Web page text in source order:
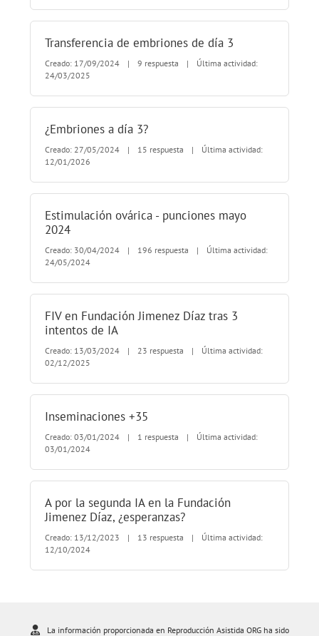
Transferencia de embriones de día 3
Creado: 17/09/2024 | 9 respuesta |
Última actividad:
24/03/2025
¿Embriones a día 3?
Creado: 27/05/2024 | 15 respuesta |
Última actividad:
12/01/2026
Estimulación ovárica - punciones mayo
2024
Creado: 30/04/2024 | 196 respuesta |
Última actividad:
24/05/2024
FIV en Fundación Jimenez Díaz tras 3
intentos de IA
Creado: 13/03/2024 | 23 respuesta |
Última actividad:
02/12/2025
Inseminaciones +35
Creado: 03/01/2024 | 1 respuesta |
Última actividad:
03/01/2024
A por la segunda IA en la Fundación
Jimenez Díaz, ¿esperanzas?
Creado: 13/12/2023 | 13 respuesta |
Última actividad:
12/10/2024
La información proporcionada en Reproducción Asistida ORG ha sido